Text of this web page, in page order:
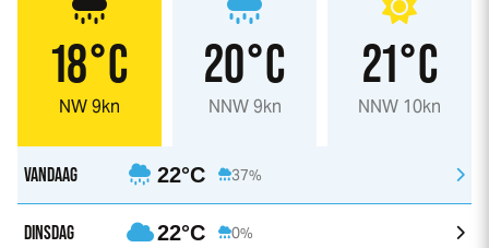
18°C
NW 9kn
20°C
NNW 9kn
21°C
NNW 10kn
VANDAAG 22°C 37%
DINSDAG 22°C 0%